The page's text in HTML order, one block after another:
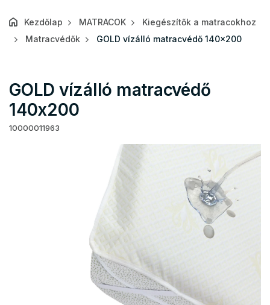
Kezdőlap MATRACOK
Kiegészítők a matracokhoz
Matracvédők
GOLD vízálló matracvédő 140x200
GOLD vízálló matracvédő
140x200
10000011963